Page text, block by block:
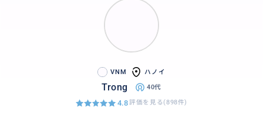
VNM ハノイ
Trong 40代
4.8評価を見る(898件)